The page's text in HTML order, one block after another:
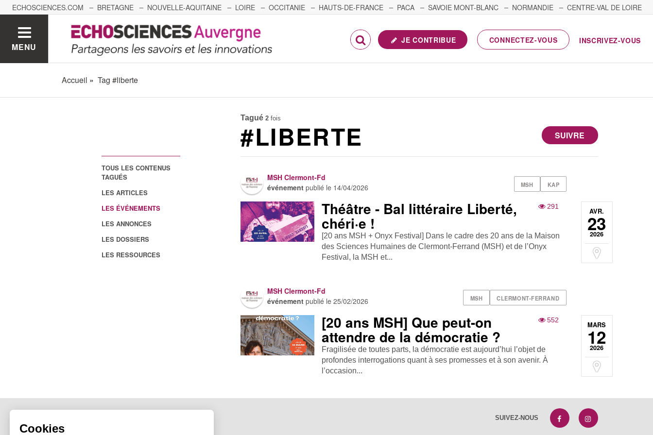
Cookies
ECHOSCIENCES.COM BRETAGNE NOUVELLE-AQUITAINE LOIRE OCCITANIE HAUTS-DE-FRANCE PACA SAVOIE MONT-BLANC NORMANDIE
CENTRE-VAL DE LOIRE
GRENOBLE GRAND EST BOURGOGNE-FRANCHE-COMTÉ
MENU
JE CONTRIBUE CONNECTEZ-VOUS INSCRIVEZ-VOUS
Accueil Tag #liberte
TOUS LES CONTENUS
TAGUÉS
LES ARTICLES
LES ÉVÉNEMENTS
LES ANNONCES
LES DOSSIERS
LES RESSOURCES
Tagué 2 fois
SUIVRE
#LIBERTE
MSH KAP
MSH Clermont-Fd
événement publié le 14/04/2026
AVR.
23
2026
291
Théâtre - Bal littéraire Liberté,
chéri·e !
[20 ans MSH + Onyx Festival] Dans le cadre des 20 ans de la Maison
des Sciences Humaines de Clermont-Ferrand (MSH) et de l’Onyx
Festival, la MSH et...
MSH CLERMONT-FERRAND
MSH Clermont-Fd
événement publié le25/02/2026
MARS
12
2026
552
[20 ans MSH] Que peut-on
attendre de la démocratie ?
Fragilisée de toutes parts, la démocratie est aujourd’hui l’objet de
profondes interrogations quant à ses promesses et à son avenir. À
l’occasion...
SUIVEZ-NOUS